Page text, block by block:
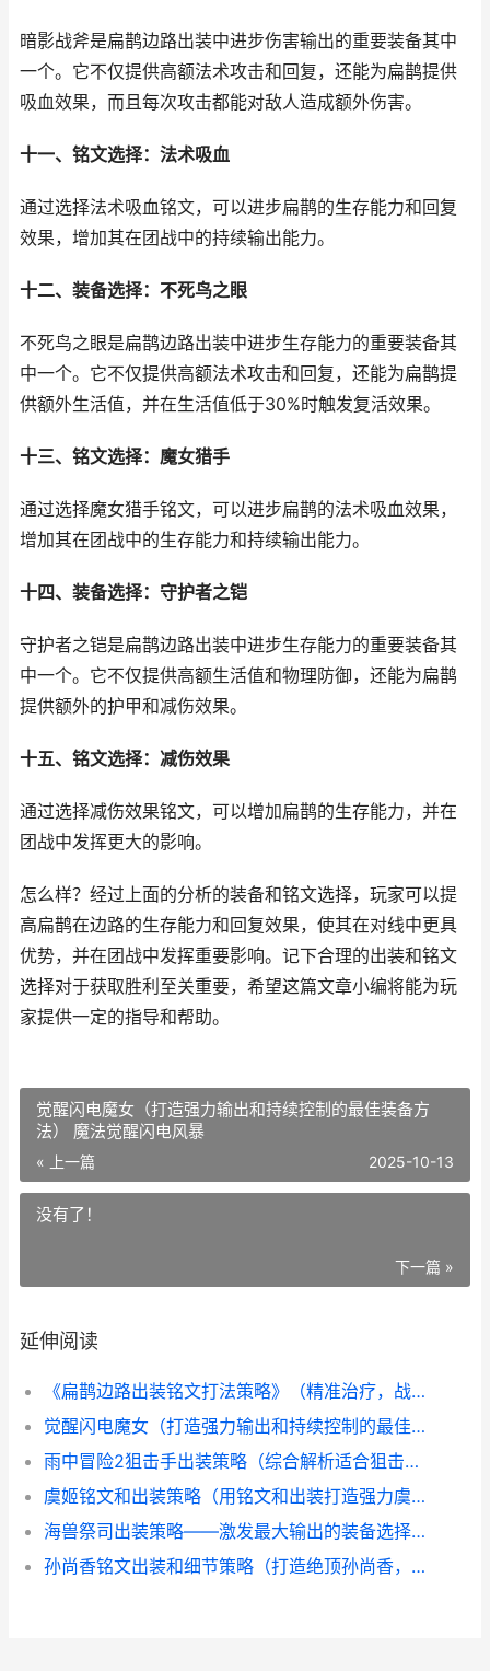
暗影战斧是扁鹊边路出装中进步伤害输出的重要装备其中
一个。它不仅提供高额法术攻击和回复，还能为扁鹊提供
吸血效果，而且每次攻击都能对敌人造成额外伤害。
十一、铭文选择：法术吸血
通过选择法术吸血铭文，可以进步扁鹊的生存能力和回复
效果，增加其在团战中的持续输出能力。
十二、装备选择：不死鸟之眼
不死鸟之眼是扁鹊边路出装中进步生存能力的重要装备其
中一个。它不仅提供高额法术攻击和回复，还能为扁鹊提
供额外生活值，并在生活值低于30%时触发复活效果。
十三、铭文选择：魔女猎手
通过选择魔女猎手铭文，可以进步扁鹊的法术吸血效果，
增加其在团战中的生存能力和持续输出能力。
十四、装备选择：守护者之铠
守护者之铠是扁鹊边路出装中进步生存能力的重要装备其
中一个。它不仅提供高额生活值和物理防御，还能为扁鹊
提供额外的护甲和减伤效果。
十五、铭文选择：减伤效果
通过选择减伤效果铭文，可以增加扁鹊的生存能力，并在
团战中发挥更大的影响。
怎么样？经过上面的分析的装备和铭文选择，玩家可以提
高扁鹊在边路的生存能力和回复效果，使其在对线中更具
优势，并在团战中发挥重要影响。记下合理的出装和铭文
选择对于获取胜利至关重要，希望这篇文章小编将能为玩
家提供一定的指导和帮助。
觉醒闪电魔女（打造强力输出和持续控制的最佳装备方
法） 魔法觉醒闪电风暴
« 上一篇 2025-10-13
没有了！
下一篇 »
延伸阅读
《扁鹊边路出装铭文打法策略》（精准治疗，战无不胜！） 扁鹊最好出装
觉醒闪电魔女（打造强力输出和持续控制的最佳装备方法） 魔法觉醒闪电风暴
雨中冒险2狙击手出装策略（综合解析适合狙击手的最佳装备选择及运用诀窍） 雨中冒险2击杀终极boss
虞姬铭文和出装策略（用铭文和出装打造强力虞姬的秘籍） 虞姬铭文出装推荐
海兽祭司出装策略——激发最大输出的装备选择！（打造无人能敌祭司，征服海洋战场！） 海兽祭司 出装
孙尚香铭文出装和细节策略（打造绝顶孙尚香，铭文选择和诀窍详细解答） 孙尚香铭文出装顺序